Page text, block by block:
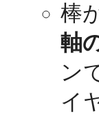
棒
軸
ン
イ